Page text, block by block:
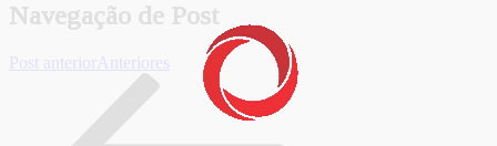
Navegação de Post
Post anterior Anteriores